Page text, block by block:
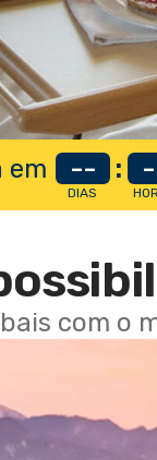
em --
DIAS
:
com o